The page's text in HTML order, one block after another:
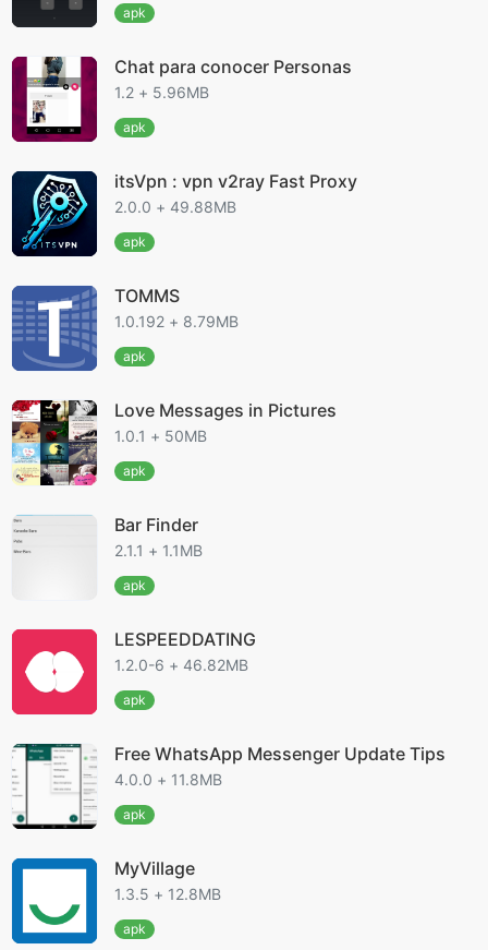
apk
Chat para conocer Personas
1.2 + 5.96MB
apk
itsVpn : vpn v2ray Fast Proxy
2.0.0 + 49.88MB
apk
TOMMS
1.0.192 + 8.79MB
apk
Love Messages in Pictures
1.0.1 + 50MB
apk
Bar Finder
2.1.1 + 1.1MB
apk
LESPEEDDATING
1.2.0-6 + 46.82MB
apk
Free WhatsApp Messenger Update Tips
4.0.0 + 11.8MB
apk
MyVillage
1.3.5 + 12.8MB
apk